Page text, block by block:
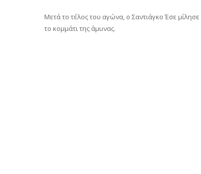
Μετά το τέλος του αγώνα, ο Σαντιάγκο Έσε
το κομμάτι της άμυνας.